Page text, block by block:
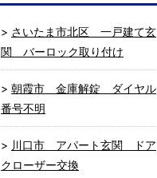
さいたま市北区 一戸建て玄
関 バーロック取り付け
朝霞市 金庫解錠 ダイヤル
番号不明
川口市 アパート玄関 ドア
クローザー交換